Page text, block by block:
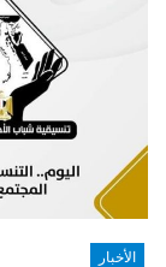
الأخبار